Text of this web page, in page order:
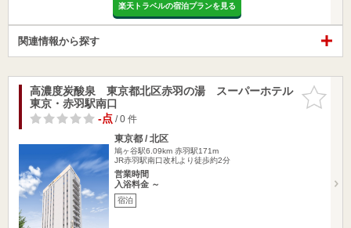
楽天トラベルの宿泊プランを見る
関連情報から探す
お気に入
りに追加
高濃度炭酸泉 東京都北区赤羽の湯 スーパーホテル
東京・赤羽駅南口
-点/ 0 件
東京都 / 北区
鳩ヶ谷駅6.09km 赤羽駅171m
JR赤羽駅南口改札より徒歩約2分
営業時間
入浴料金 ～
宿泊